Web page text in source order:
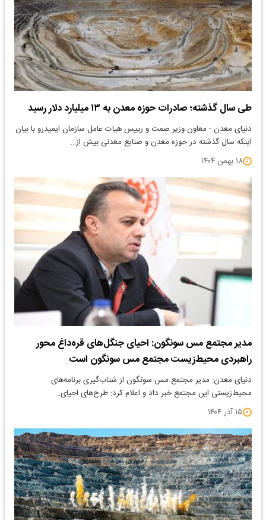
طی سال گذشته؛ صادرات حوزه معدن به ۱۳ میلیارد دلار رسید
​دنیای معدن - معاون وزیر صمت و رییس هیات عامل سازمان ایمیدرو با بیان
اینکه سال گذشته در حوزه معدن و صنایع معدنی بیش از…
۱۸ بهمن ۱۴۰۴
مدیر مجتمع مس سونگون: احیای جنگل‌های قره‌داغ محور
راهبردی محیط‌زیست مجتمع مس سونگون است
دنیای معدن: مدیر مجتمع مس سونگون از شتاب‌گیری برنامه‌های
محیط‌زیستی این مجتمع خبر داد و اعلام کرد: طرح‌های احیای…
۱۵ آذر ۱۴۰۴